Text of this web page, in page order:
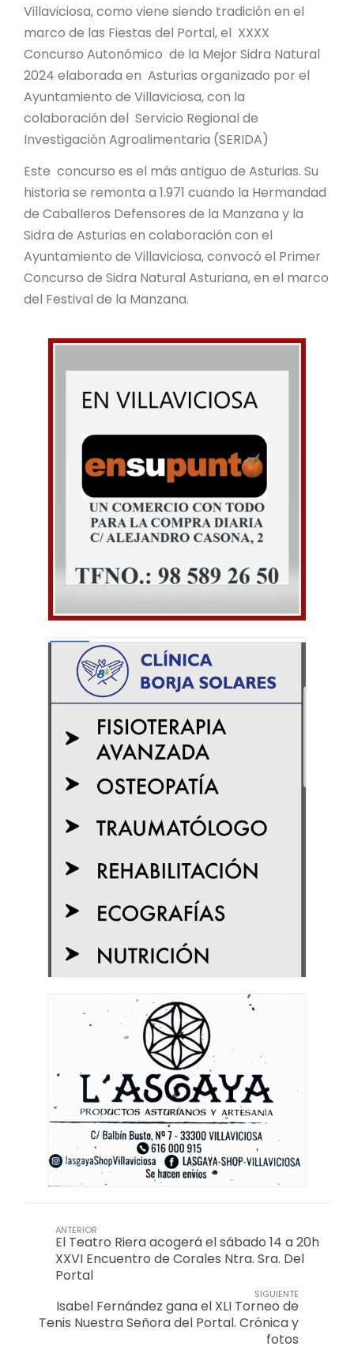
Villaviciosa, como viene siendo tradición en el
marco de las Fiestas del Portal, el XXXX
Concurso Autonómico de la Mejor Sidra Natural
2024 elaborada en Asturias organizado por el
Ayuntamiento de Villaviciosa, con la
colaboración del Servicio Regional de
Investigación Agroalimentaria (SERIDA)
Este concurso es el más antiguo de Asturias. Su
historia se remonta a 1.971 cuando la Hermandad
de Caballeros Defensores de la Manzana y la
Sidra de Asturias en colaboración con el
Ayuntamiento de Villaviciosa, convocó el Primer
Concurso de Sidra Natural Asturiana, en el marco
del Festival de la Manzana.
ANTERIOR
El Teatro Riera acogerá el sábado 14 a 20h
XXVI Encuentro de Corales Ntra. Sra. Del
Portal
SIGUIENTE
Isabel Fernández gana el XLI Torneo de
Tenis Nuestra Señora del Portal. Crónica y
fotos